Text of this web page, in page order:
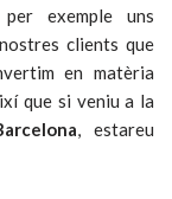
exemple uns
clients que
en matèria
que si veniu a la
, estareu